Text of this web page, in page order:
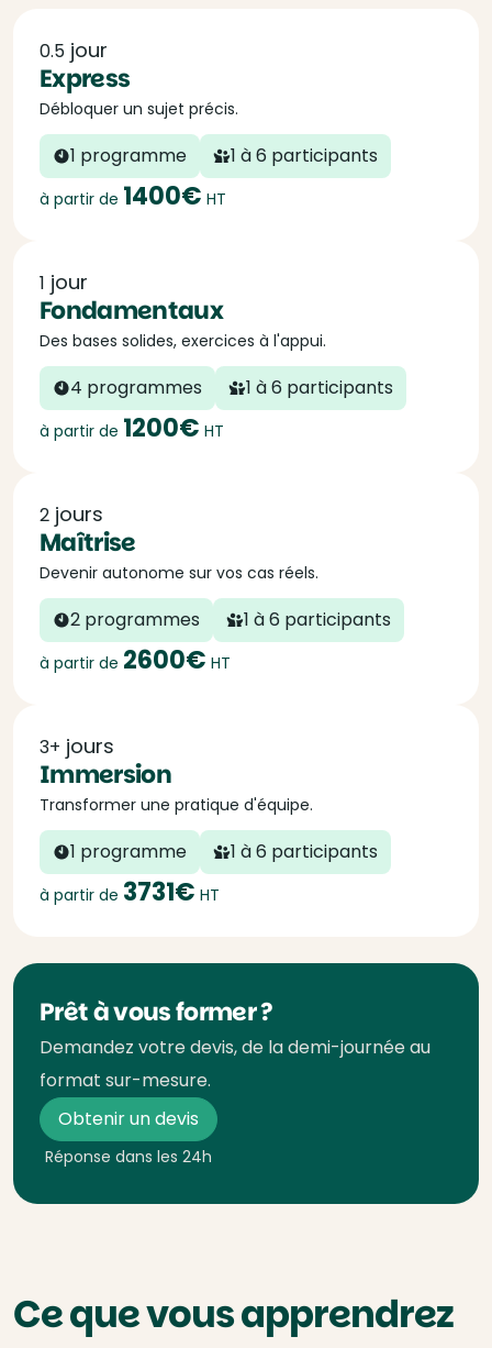
0.5 jour
Express
Débloquer un sujet précis.
1 programme 1 à 6 participants
à partir de 1400€ HT
1 jour
Fondamentaux
Des bases solides, exercices à l'appui.
4 programmes 1 à 6 participants
à partir de 1200€ HT
2 jours
Maîtrise
Devenir autonome sur vos cas réels.
2 programmes 1 à 6 participants
à partir de 2600€ HT
3+ jours
Immersion
Transformer une pratique d'équipe.
1 programme 1 à 6 participants
à partir de 3731€ HT
Prêt à vous former ?
Demandez votre devis, de la demi-journée au
format sur-mesure.
Obtenir un devis
Réponse dans les 24h
Ce que vous apprendrez